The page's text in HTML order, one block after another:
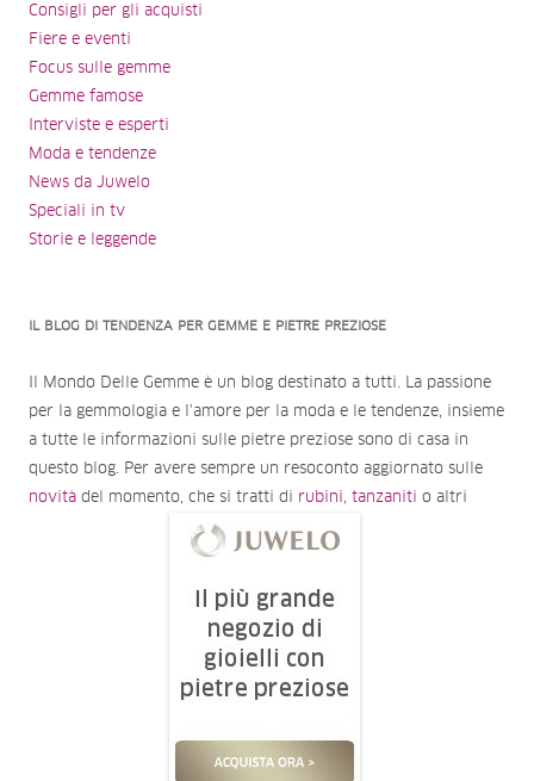
Consigli per gli acquisti
Fiere e eventi
Focus sulle gemme
Gemme famose
Interviste e esperti
Moda e tendenze
News da Juwelo
Speciali in tv
Storie e leggende
IL BLOG DI TENDENZA PER GEMME E PIETRE PREZIOSE
Il Mondo Delle Gemme è un blog destinato a tutti. La passione
per la gemmologia e l'amore per la moda e le tendenze, insieme
a tutte le informazioni sulle pietre preziose sono di casa in
questo blog. Per avere sempre un resoconto aggiornato sulle
novità del momento, che si tratti di rubini tanzaniti o altri